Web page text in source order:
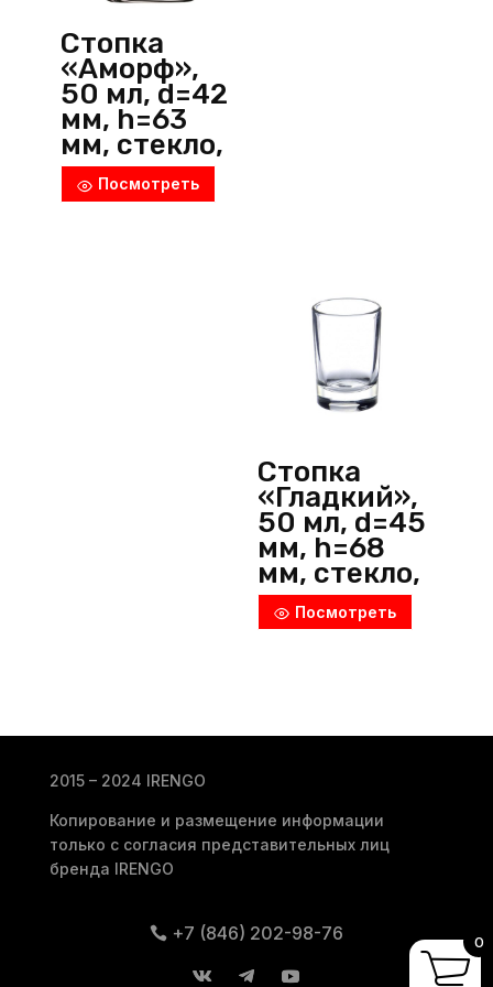
Стопка
«Аморф»,
50 мл, d=42
мм, h=63
мм, стекло,
прозрачны
й, Посмотреть
Стопка
«Гладкий»,
50 мл, d=45
мм, h=68
мм, стекло,
прозрачны
й, ОСЗ
Посмотреть
2015 – 2024 IRENGO
Копирование и размещение информации
только с согласия представительных лиц
бренда IRENGO
+7 (846) 202-98-76 0